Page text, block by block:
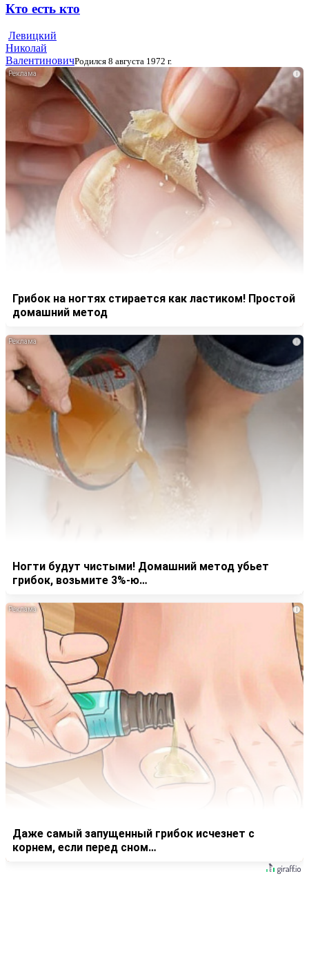
Кто есть кто
Левицкий
Николай
ВалентиновичРодился 8 августа 1972 г.
i
Грибок на ногтях стирается как ластиком! Простой
домашний метод
i
Ногти будут чистыми! Домашний метод убьет
грибок, возьмите 3%-ю…
i
Даже самый запущенный грибок исчезнет с
корнем, если перед сном…